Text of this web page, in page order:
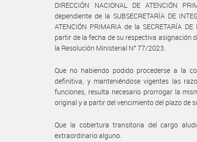
DIRECCIÓN NACIONAL DE ATENCIÓN
dependiente de la SUBSECRETARÍA DE
ATENCIÓN PRIMARIA de la SECRETARÍA
partir de la fecha de su respectiva asignación
la Resolución Ministerial N° 77/2023.
Que no habiendo podido procederse a la
definitiva, y manteniéndose vigentes las
funciones, resulta necesario prorrogar la
original y a partir del vencimiento del plazo de
Que la cobertura transitoria del cargo
extraordinario alguno.